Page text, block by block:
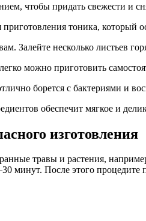
чтобы придать свежести и
тоника, который
Залейте несколько листьев
можно приготовить
борется с бактериями и
обеспечит мягкое и
изготовления
травы и растения,
минут. После этого процедите